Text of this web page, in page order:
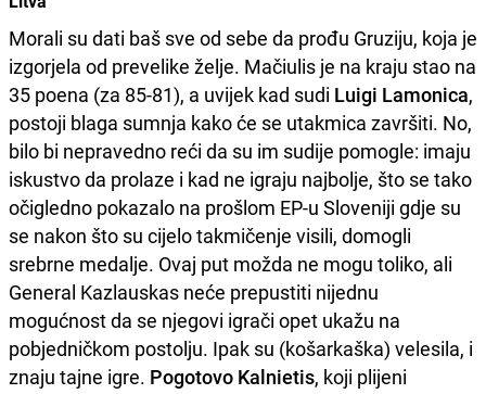
Morali su dati baš sve od sebe da prođu Gruziju, koja je
izgorjela od prevelike želje. Mačiulis je na kraju stao na
35 poena (za 85-81), a uvijek kad sudi Luigi Lamonica,
postoji blaga sumnja kako će se utakmica završiti. No,
bilo bi nepravedno reći da su im sudije pomogle: imaju
iskustvo da prolaze i kad ne igraju najbolje, što se tako
očigledno pokazalo na prošlom EP-u Sloveniji gdje su
se nakon što su cijelo takmičenje visili, domogli
srebrne medalje. Ovaj put možda ne mogu toliko, ali
General Kazlauskas neće prepustiti nijednu
mogućnost da se njegovi igrači opet ukažu na
pobjedničkom postolju. Ipak su (košarkaška) velesila, i
znaju tajne igre. Pogotovo Kalnietis, koji plijeni